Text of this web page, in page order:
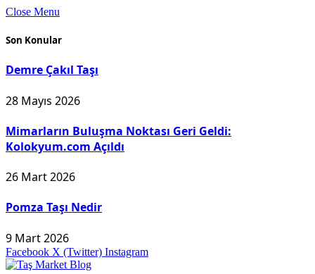
Close Menu
Son Konular
Demre Çakıl Taşı
28 Mayıs 2026
Mimarların Buluşma Noktası Geri Geldi:
Kolokyum.com Açıldı
26 Mart 2026
Pomza Taşı Nedir
9 Mart 2026
Facebook X (Twitter) Instagram